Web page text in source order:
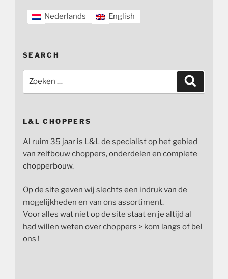
Nederlands English
SEARCH
naar:
L&L CHOPPERS
Al ruim 35 jaar is L&L de specialist op het gebied
van zelfbouw choppers, onderdelen en complete
chopperbouw.
Op de site geven wij slechts een indruk van de
mogelijkheden en van ons assortiment.
Voor alles wat niet op de site staat en je altijd al
had willen weten over choppers > kom langs of bel
ons !